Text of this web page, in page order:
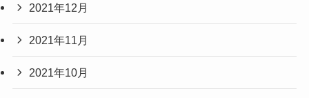
2021年12月
2021年11月
2021年10月